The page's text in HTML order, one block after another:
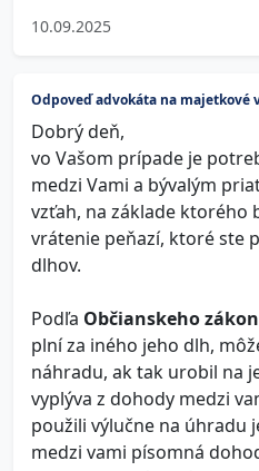
10.09.2025
Odpoveď advokáta na majetkové
Dobrý deň,
vo Vašom prípade je
medzi Vami a bývalým
vzťah, na základe ktorého
vrátenie peňazí, ktoré ste
dlhov.
Podľa Občianskeho
plní za iného jeho dlh,
náhradu, ak tak urobil na
vyplýva z dohody medzi
použili výlučne na úhradu
medzi vami písomná